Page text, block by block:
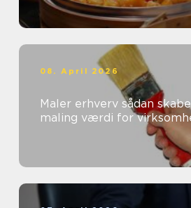
08. April 2026
Maler erhverv sådan skaber professionel
maling værdi for